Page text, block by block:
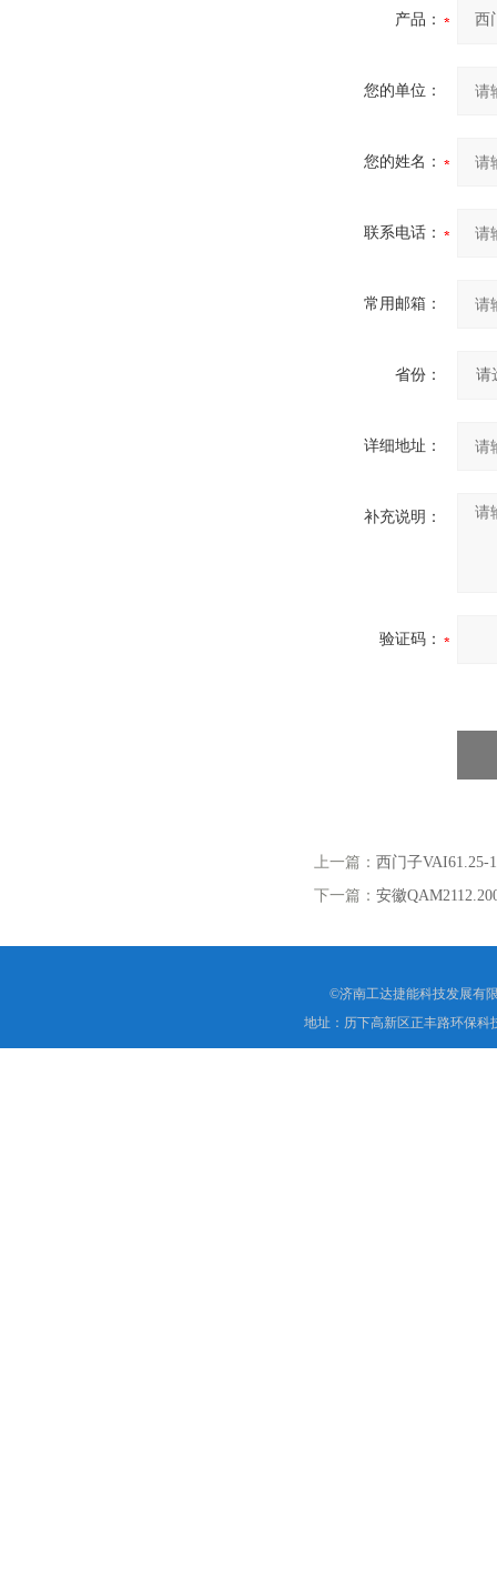
产品：
您的单位：
您的姓名：
联系电话：
常用邮箱：
省份：
详细地址：
补充说明：
验证码：
上一篇： 西门子VAI61.25-
下一篇： 安徽
©济南工达捷能科技发展有
地址：历下高新区正丰路环保科